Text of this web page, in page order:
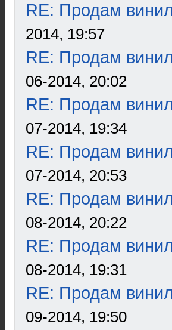
RE: Продам
2014, 19:57
RE: Продам
06-2014, 20:02
RE: Продам
07-2014, 19:34
RE: Продам
07-2014, 20:53
RE: Продам
08-2014, 20:22
RE: Продам
08-2014, 19:31
RE: Продам
09-2014, 19:50